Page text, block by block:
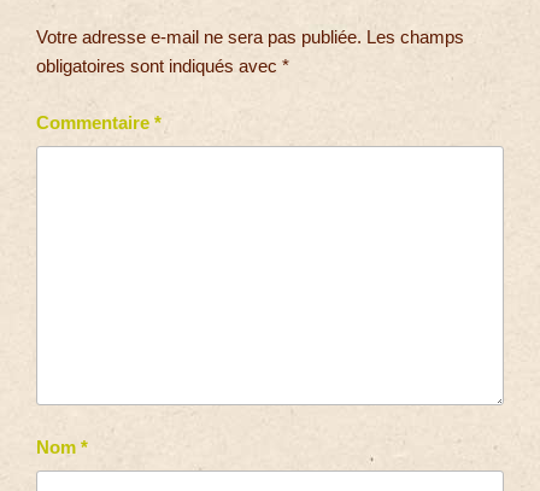
Votre adresse e-mail ne sera pas publiée. Les champs
obligatoires sont indiqués avec *
Commentaire *
Nom *